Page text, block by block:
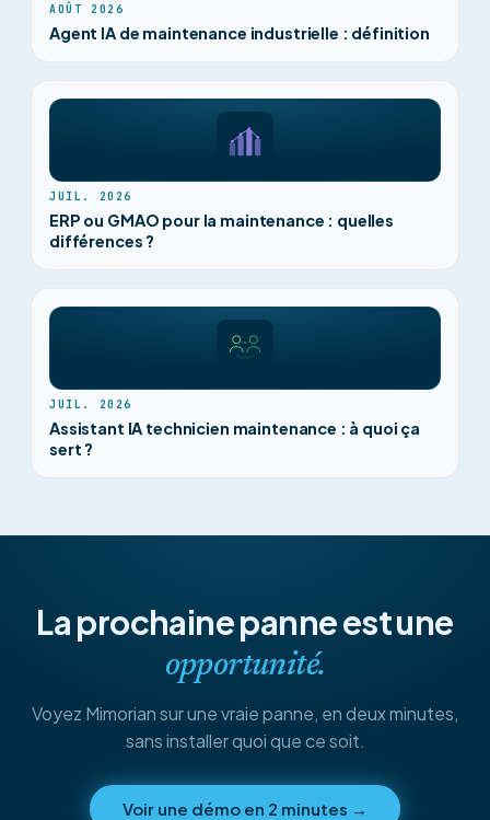
AOÛT 2026
Agent IA de maintenance industrielle : définition
JUIL. 2026
ERP ou GMAO pour la maintenance : quelles
différences ?
JUIL. 2026
Assistant IA technicien maintenance : à quoi ça
sert ?
La prochaine panne est une
opportunité.
Voyez Mimorian sur une vraie panne, en deux minutes,
sans installer quoi que ce soit.
Voir une démo en 2 minutes →